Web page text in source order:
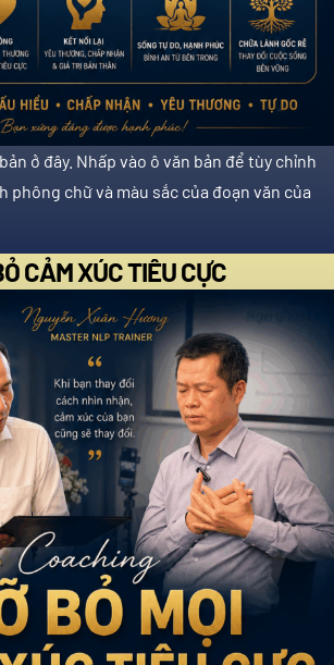
ở đây. Nhấp vào ô văn bản để tùy chỉnh
phông chữ và màu sắc của đoạn văn của
CẢM XÚC TIÊU CỰC